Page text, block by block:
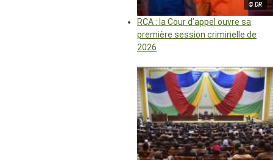
© DR
RCA : la Cour d’appel ouvre sa
première session criminelle de
2026